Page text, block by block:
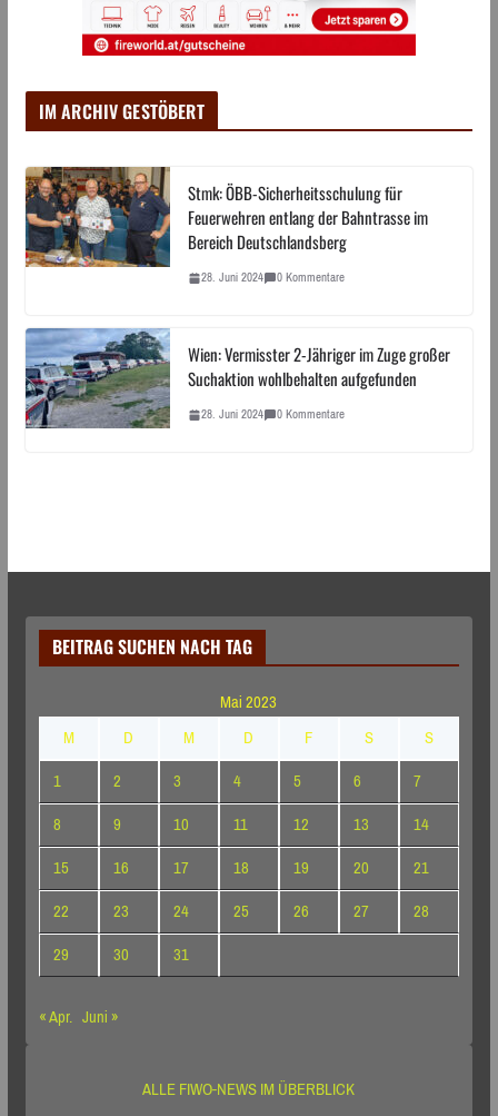
IM ARCHIV GESTÖBERT
Stmk: ÖBB-Sicherheitsschulung für
Feuerwehren entlang der Bahntrasse im
Bereich Deutschlandsberg
28. Juni 2024 0 Kommentare
Wien: Vermisster 2-Jähriger im Zuge großer
Suchaktion wohlbehalten aufgefunden
28. Juni 2024 0 Kommentare
BEITRAG SUCHEN NACH TAG
Mai 2023
M
D M D F S
S
1
2 3 4 5 6
7
8
9 10 11 12 13
14
15
16 17 18 19 20
21
22
23 24 25 26 27
28
29
30
31
« Apr. Juni »
ALLE FIWO-NEWS IM ÜBERBLICK